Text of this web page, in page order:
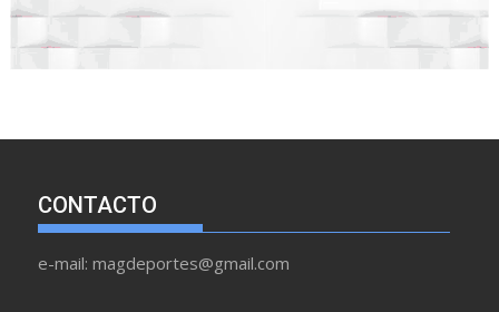
CONTACTO
e-mail: magdeportes@gmail.com